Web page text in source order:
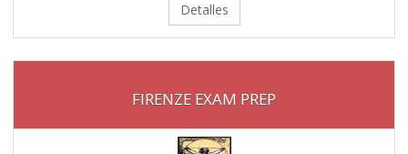
Detalles
FIRENZE EXAM PREP